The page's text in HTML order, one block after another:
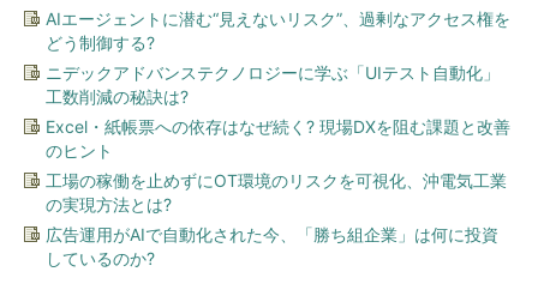
AIエージェントに潜む“見えないリスク”、過剰なアクセス権を
どう制御する?
ニデックアドバンステクノロジーに学ぶ「UIテスト自動化」
工数削減の秘訣は?
Excel・紙帳票への依存はなぜ続く? 現場DXを阻む課題と改善
のヒント
工場の稼働を止めずにOT環境のリスクを可視化、沖電気工業
の実現方法とは?
広告運用がAIで自動化された今、「勝ち組企業」は何に投資
しているのか?